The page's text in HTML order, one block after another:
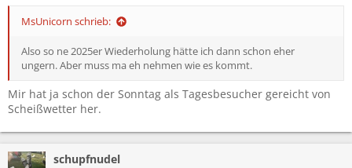
MsUnicorn schrieb:
Also so ne 2025er Wiederholung hätte ich dann schon eher
ungern. Aber muss ma eh nehmen wie es kommt.
Mir hat ja schon der Sonntag als Tagesbesucher gereicht von
Scheißwetter her.
schupfnudel